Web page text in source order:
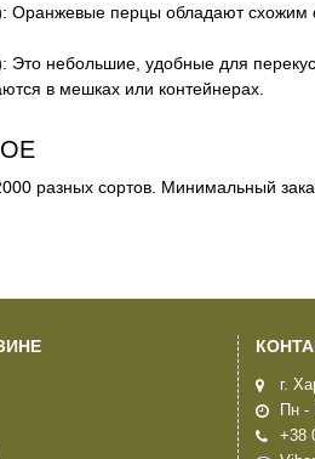
: Оранжевые перцы обладают схожим
: Это небольшие, удобные для
в мешках или контейнерах.
разных сортов. Минимальный
г.
Пн
+38